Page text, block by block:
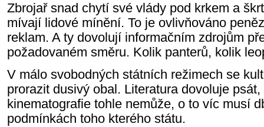
Zbrojař snad chytí své vlády pod krkem a
mívají lidové mínění. To je ovlivňováno
reklam. A ty dovolují informačním zdrojům
požadovaném směru. Kolik panterů, kolik
V málo svobodných státních režimech se
prorazit dusivý obal. Literatura dovoluje
kinematografie tohle nemůže, o to víc musí
podmínkách toho kterého státu.